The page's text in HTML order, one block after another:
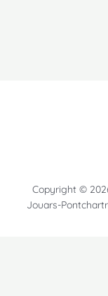
Copyright ©
Jouars-